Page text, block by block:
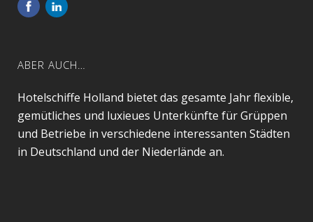
ABER AUCH…
Hotelschiffe Holland bietet das gesamte Jahr flexible,
gemütliches und luxieues Unterkünfte für Grüppen
und Betriebe in verschiedene interessanten Städten
in Deutschland und der Niederlände an.